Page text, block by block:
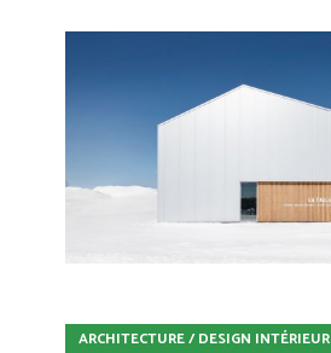
ARCHITECTURE / DESIGN INTÉRIEUR